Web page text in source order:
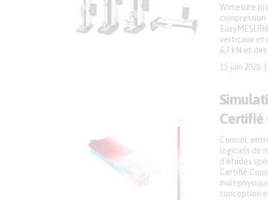
15 juin 2026
Wimesure
verticaux et
6,7 kN et
Certifié
Comsol,
logiciels de
d’études
Certifié
conception